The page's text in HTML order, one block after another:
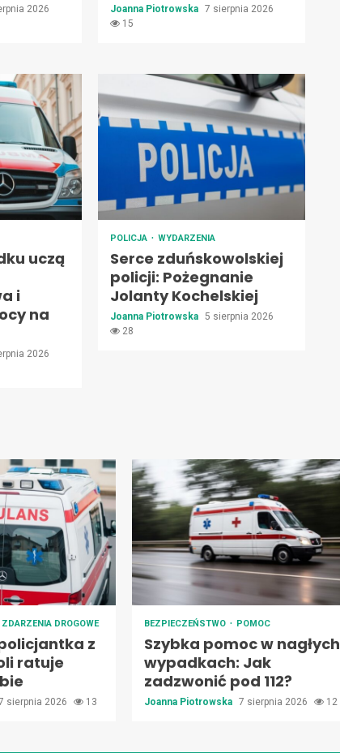
2026
Joanna Piotrowska 7 sierpnia 2026
15
uczą
i
na
2026
POLICJA WYDARZENIA
Serce zduńskowolskiej
policji: Pożegnanie
Jolanty Kochelskiej
Joanna Piotrowska 5 sierpnia 2026
28
ZDARZENIA DROGOWE
z
ratuje
sierpnia 2026 13
BEZPIECZEŃSTWO POMOC
Szybka pomoc w nagłych
wypadkach: Jak
zadzwonić pod 112?
Joanna Piotrowska 7 sierpnia 2026 12